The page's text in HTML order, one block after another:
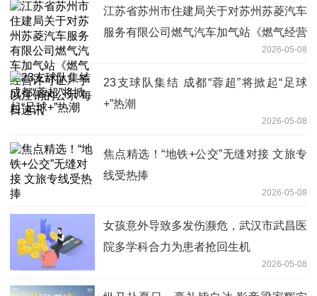
‌江苏省苏州市住建局关于对苏州苏菱汽车
服务有限公司燃气汽车加气站《燃气经营
许可证》予以注销的公示 每日速讯2026-05-08
23支球队集结 成都“蓉超”将掀起“足球
+”热潮
2026-05-08
焦点精选！“地铁+公交”无缝对接 文旅专
线受热捧
2026-05-08
女孩意外导致多发伤濒危，武汉市武昌医
院多学科合力为患者抢回生机
2026-05-08